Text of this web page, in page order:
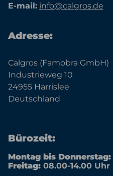
E-mail: info@calgros.de
Adresse:
Calgros (Famobra GmbH)
Industrieweg 10
24955 Harrislee
Deutschland
Bürozeit:
Montag bis Donnerstag:
Freitag: 08.00-14.00 Uhr